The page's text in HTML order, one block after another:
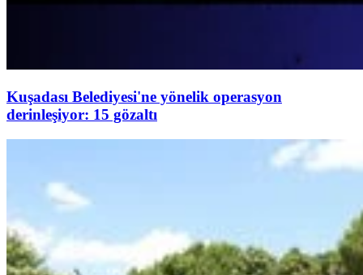
Kuşadası Belediyesi'ne yönelik operasyon
derinleşiyor: 15 gözaltı